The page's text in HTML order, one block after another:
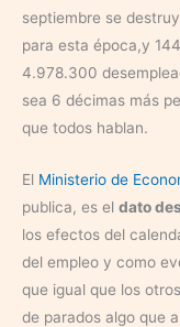
septiembre se
para esta época,y
4.978.300
sea 6 décimas más
que todos hablan.
El Ministerio de
publica, es el dato
los efectos del
del empleo y como
que igual que los
de parados algo que